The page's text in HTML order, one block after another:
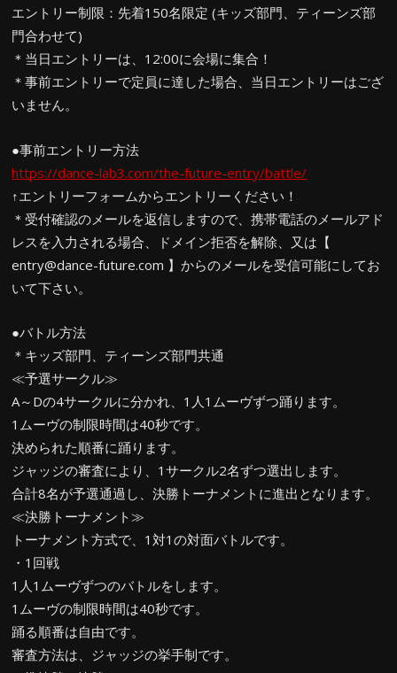
エントリー制限：先着150名限定 (キッズ部門、ティーンズ部
門合わせて)
＊当日エントリーは、12:00に会場に集合！
＊事前エントリーで定員に達した場合、当日エントリーはござ
いません。
●事前エントリー方法
https://dance-lab3.com/the-future-entry/battle/
↑エントリーフォームからエントリーください！
＊受付確認のメールを返信しますので、携帯電話のメールアド
レスを入力される場合、ドメイン拒否を解除、又は【
entry@dance-future.com 】からのメールを受信可能にしてお
いて下さい。
●バトル方法
＊キッズ部門、ティーンズ部門共通
≪予選サークル≫
A～Dの4サークルに分かれ、1人1ムーヴずつ踊ります。
1ムーヴの制限時間は40秒です。
決められた順番に踊ります。
ジャッジの審査により、1サークル2名ずつ選出します。
合計8名が予選通過し、決勝トーナメントに進出となります。
≪決勝トーナメント≫
トーナメント方式で、1対1の対面バトルです。
・1回戦
1人1ムーヴずつのバトルをします。
1ムーヴの制限時間は40秒です。
踊る順番は自由です。
審査方法は、ジャッジの挙手制です。